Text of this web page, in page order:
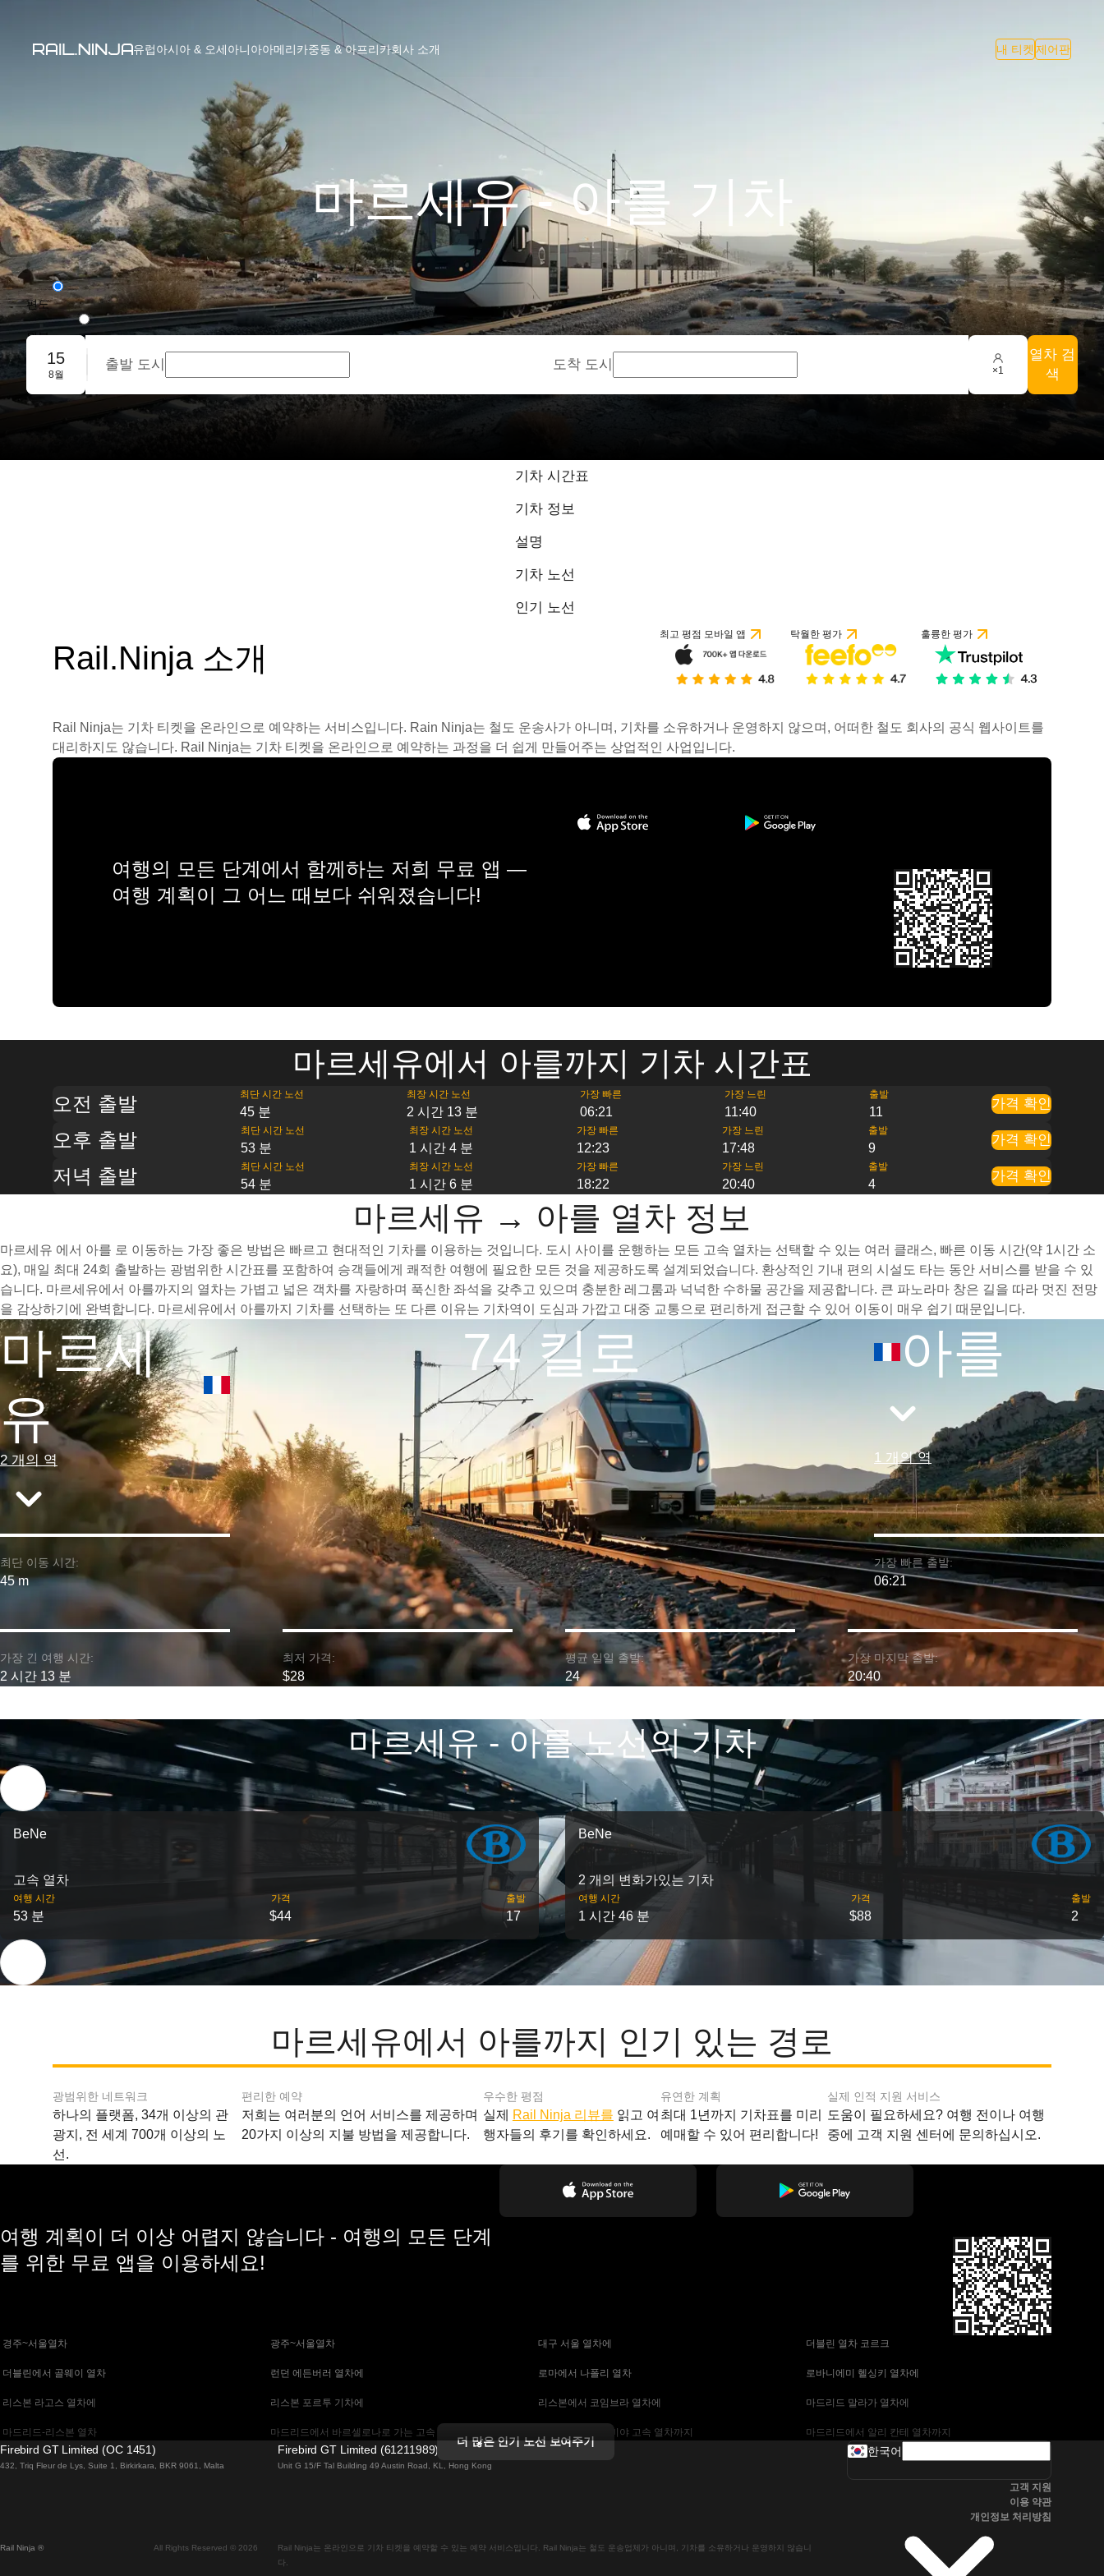
유럽아시아 & 오세아니아아메리카중동 & 아프리카회사 소개 내 티켓 제어판
마르세유 - 아를 기차
편도
왕복
단체 예약
15
8월
출발 도시 도착 도시 ×1
열차 검
색
기차 시간표
기차 정보
설명
기차 노선
인기 노선
Rail.Ninja 소개
최고 평점 모바일 앱 탁월한 평가 훌륭한 평가
Rail Ninja는 기차 티켓을 온라인으로 예약하는 서비스입니다. Rain Ninja는 철도 운송사가 아니며, 기차를 소유하거나 운영하지 않으며, 어떠한 철도 회사의 공식 웹사이트를
대리하지도 않습니다. Rail Ninja는 기차 티켓을 온라인으로 예약하는 과정을 더 쉽게 만들어주는 상업적인 사업입니다.
여행의 모든 단계에서 함께하는 저희 무료 앱 —
여행 계획이 그 어느 때보다 쉬워졌습니다!
마르세유에서 아를까지 기차 시간표
오전 출발 최단 시간 노선
45 분
최장 시간 노선
2 시간 13 분
가장 빠른
06:21
가장 느린
11:40
출발
11
가격 확인
오후 출발 최단 시간 노선
53 분
최장 시간 노선
1 시간 4 분
가장 빠른
12:23
가장 느린
17:48
출발
9
가격 확인
저녁 출발 최단 시간 노선
54 분
최장 시간 노선
1 시간 6 분
가장 빠른
18:22
가장 느린
20:40
출발
4
가격 확인
마르세유 → 아를 열차 정보
마르세유 에서 아를 로 이동하는 가장 좋은 방법은 빠르고 현대적인 기차를 이용하는 것입니다. 도시 사이를 운행하는 모든 고속 열차는 선택할 수 있는 여러 클래스, 빠른 이동 시간(약 1시간 소
요), 매일 최대 24회 출발하는 광범위한 시간표를 포함하여 승객들에게 쾌적한 여행에 필요한 모든 것을 제공하도록 설계되었습니다. 환상적인 기내 편의 시설도 타는 동안 서비스를 받을 수 있
습니다. 마르세유에서 아를까지의 열차는 가볍고 넓은 객차를 자랑하며 푹신한 좌석을 갖추고 있으며 충분한 레그룸과 넉넉한 수하물 공간을 제공합니다. 큰 파노라마 창은 길을 따라 멋진 전망
을 감상하기에 완벽합니다. 마르세유에서 아를까지 기차를 선택하는 또 다른 이유는 기차역이 도심과 가깝고 대중 교통으로 편리하게 접근할 수 있어 이동이 매우 쉽기 때문입니다.
마르세
유
2 개의 역
74 킬로 아를
1 개의 역
최단 이동 시간:
45 m
가장 빠른 출발:
06:21
가장 긴 여행 시간:
2 시간 13 분
최저 가격:
$28
평균 일일 출발:
24
가장 마지막 출발:
20:40
마르세유 - 아를 노선의 기차
BeNe
고속 열차
여행 시간
53 분
가격
$44
출발
17
BeNe
2 개의 변화가있는 기차
여행 시간
1 시간 46 분
가격
$88
출발
2
마르세유에서 아를까지 인기 있는 경로
광범위한 네트워크
하나의 플랫폼, 34개 이상의 관
광지, 전 세계 700개 이상의 노
선.
편리한 예약
저희는 여러분의 언어 서비스를 제공하며
20가지 이상의 지불 방법을 제공합니다.
우수한 평점
실제 Rail Ninja 리뷰를 읽고 여
행자들의 후기를 확인하세요.
유연한 계획
최대 1년까지 기차표를 미리
예매할 수 있어 편리합니다!
실제 인적 지원 서비스
도움이 필요하세요? 여행 전이나 여행
중에 고객 지원 센터에 문의하십시오.
여행 계획이 더 이상 어렵지 않습니다 - 여행의 모든 단계
를 위한 무료 앱을 이용하세요!
경주~서울열차 광주~서울열차 대구 서울 열차에 더블린 열차 코르크
더블린에서 골웨이 열차 런던 에든버러 열차에 로마에서 나폴리 열차 로바니에미 헬싱키 열차에
리스본 라고스 열차에 리스본 포르투 기차에 리스본에서 코임브라 열차에 마드리드 말라가 열차에
마드리드-리스본 열차 마드리드에서 바르셀로나로 가는 고속 열차 마드리드에서 세비야 고속 열차까지 마드리드에서 알리 칸테 열차까지
말라가 마드리드 기차에 바르셀로나 마드리드 기차에 바르셀로나-말라가 열차
비엔나 부다페스트 기차에 비엔나에서 잘츠부르크 열차 비엔나에서 프라하 고속 열차에 서울~울산열차
더 많은 인기 노선 보여주기
Firebird GT Limited (OC 1451)
432, Triq Fleur de Lys, Suite 1, Birkirkara, BKR 9061, Malta
Firebird GT Limited (61211989)
Unit G 15/F Tal Building 49 Austin Road, KL, Hong Kong
Rail Ninja ® All Rights Reserved © 2026
Rail Ninja는 온라인으로 기차 티켓을 예약할 수 있는 예약 서비스입니다. Rail Ninja는 철도 운송업체가 아니며, 기차를 소유하거나 운영하지 않습니
다.
한국어
고객 지원
이용 약관
개인정보 처리방침